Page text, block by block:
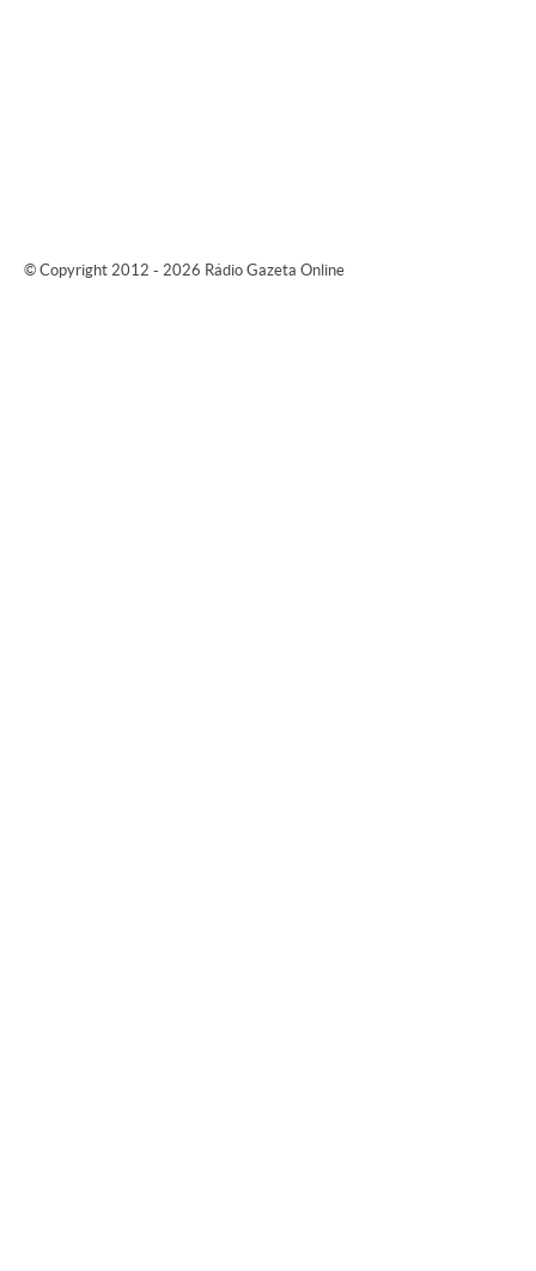
© Copyright 2012 - 2026 Rádio Gazeta Online